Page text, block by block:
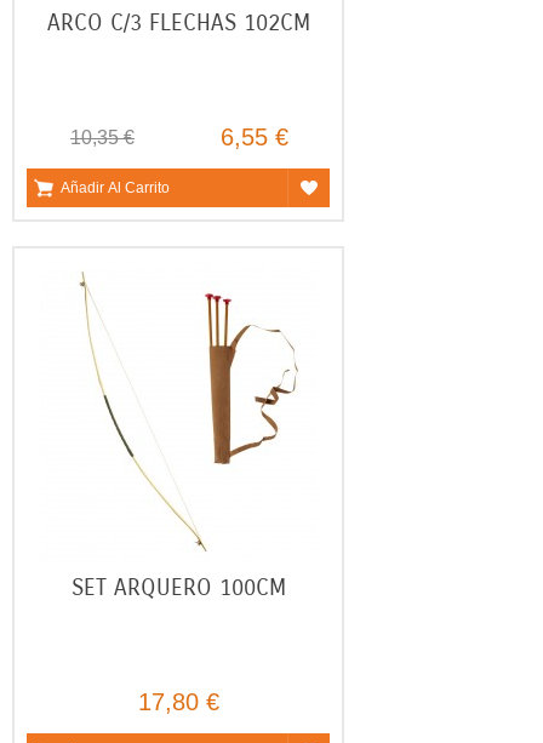
ARCO C/3 FLECHAS 102CM
10,35 € 6,55 €
Añadir Al Carrito
SET ARQUERO 100CM
17,80 €